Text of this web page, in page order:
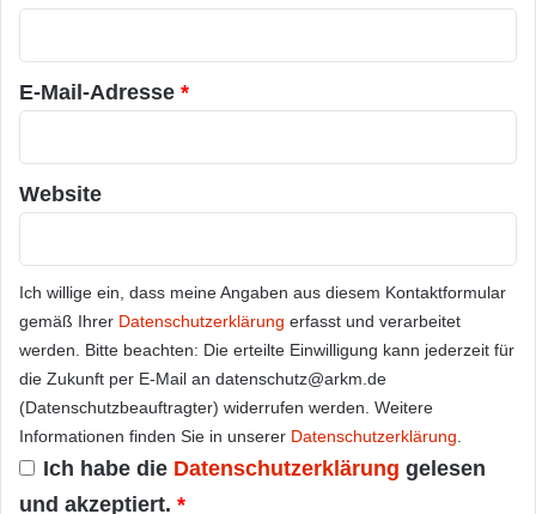
r
*
E-Mail-Adresse *
Website
Ich willige ein, dass meine Angaben aus diesem Kontaktformular
gemäß Ihrer Datenschutzerklärung erfasst und verarbeitet
werden. Bitte beachten: Die erteilte Einwilligung kann jederzeit für
die Zukunft per E-Mail an datenschutz@arkm.de
(Datenschutzbeauftragter) widerrufen werden. Weitere
Informationen finden Sie in unserer Datenschutzerklärung.
Ich habe die Datenschutzerklärung gelesen
und akzeptiert. *